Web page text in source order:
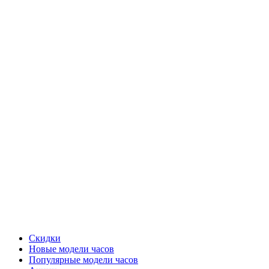
Скидки
Новые модели часов
Популярные модели часов